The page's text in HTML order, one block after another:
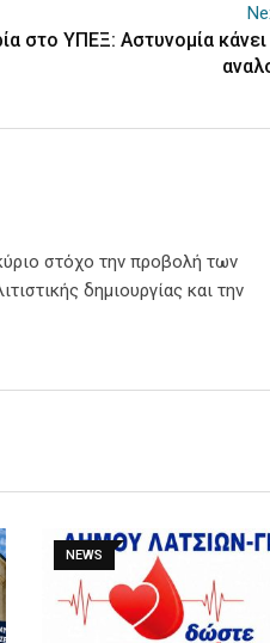
στο ΥΠΕΞ: Αστυνομία κάνει
στόχο την προβολή των
δημιουργίας και την
NEWS